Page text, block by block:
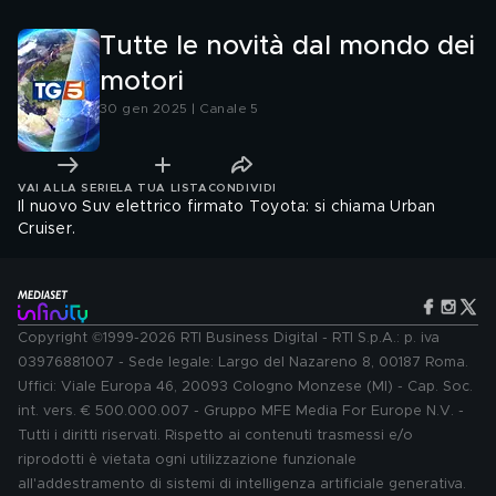
Tutte le novità dal mondo dei
motori
30 gen 2025 | Canale 5
VAI ALLA SERIE LA TUA LISTA CONDIVIDI
Il nuovo Suv elettrico firmato Toyota: si chiama Urban
Cruiser.
Copyright ©1999-2026 RTI Business Digital - RTI S.p.A.: p. iva
03976881007 - Sede legale: Largo del Nazareno 8, 00187 Roma.
Uffici: Viale Europa 46, 20093 Cologno Monzese (MI) - Cap. Soc.
int. vers. € 500.000.007 - Gruppo MFE Media For Europe N.V. -
Tutti i diritti riservati. Rispetto ai contenuti trasmessi e/o
riprodotti è vietata ogni utilizzazione funzionale
all'addestramento di sistemi di intelligenza artificiale generativa.